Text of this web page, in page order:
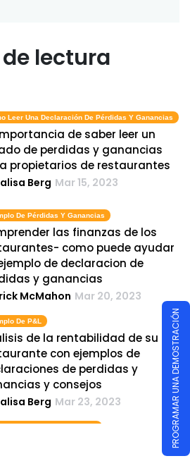
lectura
Leer Una Declaración De Pérdidas Y Ganancias
de saber leer un
de perdidas y ganancias
propietarios de restaurantes
Berg Mar 15, 2023
De Pérdidas Y Ganancias
las finanzas de los
como puede ayudar
de declaracion de
y ganancias
McMahon Mar 20, 2023
De P&l
de la rentabilidad de su
con ejemplos de
de perdidas y
y consejos
Berg Mar 23, 2023
con la herramienta de
PROGRAMAR UNA DEMOSTRACIÓN